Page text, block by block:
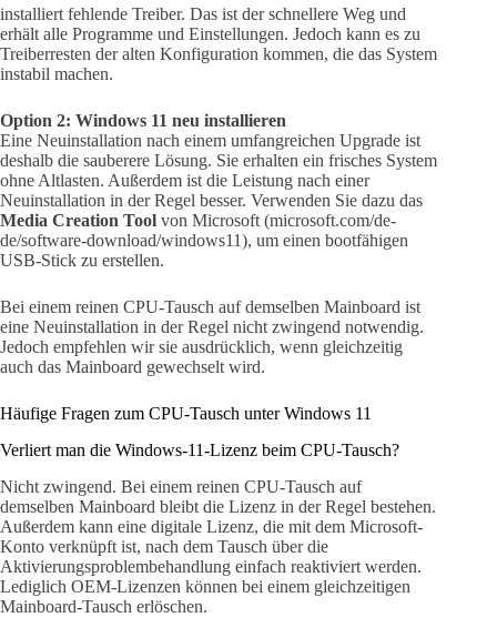
installiert fehlende Treiber. Das ist der schnellere Weg und
erhält alle Programme und Einstellungen. Jedoch kann es zu
Treiberresten der alten Konfiguration kommen, die das System
instabil machen.
Option 2: Windows 11 neu installieren
Eine Neuinstallation nach einem umfangreichen Upgrade ist
deshalb die sauberere Lösung. Sie erhalten ein frisches System
ohne Altlasten. Außerdem ist die Leistung nach einer
Neuinstallation in der Regel besser. Verwenden Sie dazu das
Media Creation Tool von Microsoft (microsoft.com/de-
de/software-download/windows11), um einen bootfähigen
USB-Stick zu erstellen.
Bei einem reinen CPU-Tausch auf demselben Mainboard ist
eine Neuinstallation in der Regel nicht zwingend notwendig.
Jedoch empfehlen wir sie ausdrücklich, wenn gleichzeitig
auch das Mainboard gewechselt wird.
Häufige Fragen zum CPU-Tausch unter Windows 11
Verliert man die Windows-11-Lizenz beim CPU-Tausch?
Nicht zwingend. Bei einem reinen CPU-Tausch auf
demselben Mainboard bleibt die Lizenz in der Regel bestehen.
Außerdem kann eine digitale Lizenz, die mit dem Microsoft-
Konto verknüpft ist, nach dem Tausch über die
Aktivierungsproblembehandlung einfach reaktiviert werden.
Lediglich OEM-Lizenzen können bei einem gleichzeitigen
Mainboard-Tausch erlöschen.